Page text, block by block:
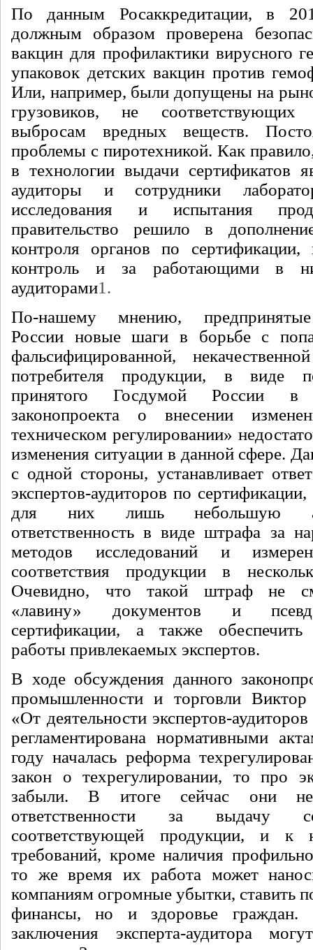
По данным Росаккредитации, в
должным образом проверена
вакцин для профилактики вирусного
упаковок детских вакцин против
Или, например, были допущены на
грузовиков, не
выбросам вредных веществ.
проблемы с пиротехникой. Как
в технологии выдачи сертификатов
аудиторы и сотрудники
исследования и испытания
правительство решило в
контроля органов по сертификации,
контроль и за работающими в
аудиторами1 .
По-нашему мнению, предпринятые
России новые шаги в борьбе с
фальсифицированной,
потребителя продукции, в виде
принятого Госдумой России в
законопроекта о внесении
техническом регулировании»
изменения ситуации в данной сфере.
с одной стороны, устанавливает
экспертов-аудиторов по
для них лишь небольшую
ответственность в виде штрафа за
методов исследований и
соответствия продукции в
Очевидно, что такой штраф не
«лавину» документов и
сертификации, а также обеспечить
работы привлекаемых экспертов.
В ходе обсуждения данного
промышленности и торговли Виктор
«От деятельности экспертов-
регламентирована нормативными
году началась реформа
закон о техрегулировании, то про
забыли. В итоге сейчас они
ответственности за выдачу
соответствующей продукции, и к
требований, кроме наличия
то же время их работа может
компаниям огромные убытки, ставить
финансы, но и здоровье граждан.
заключения эксперта-аудитора